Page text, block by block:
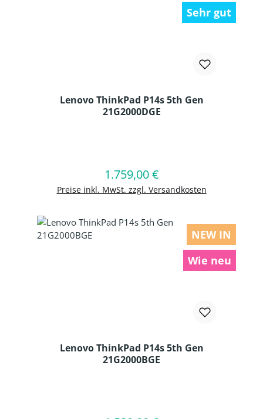
Sehr gut
Lenovo ThinkPad P14s 5th Gen
21G2000DGE
Regulärer Preis:
1.759,00 €
Preise inkl. MwSt. zzgl. Versandkosten
In den Warenkorb
NEW IN
Wie neu
Lenovo ThinkPad P14s 5th Gen
21G2000BGE